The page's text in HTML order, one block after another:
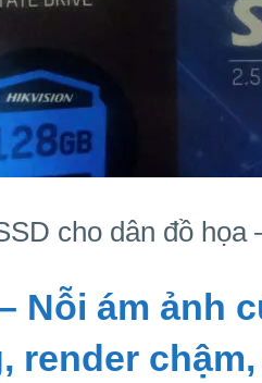
cho dân đồ
Nỗi ám ảnh
render